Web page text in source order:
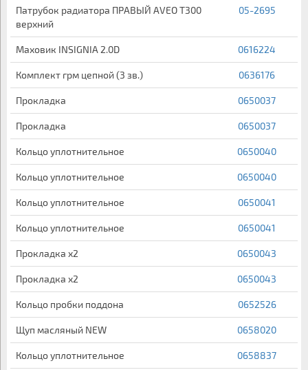
Патрубок радиатора ПРАВЫЙ AVEO T300
верхний
05-2695
Маховик INSIGNIA 2.0D 0616224
Комплект грм цепной (3 зв.) 0636176
Прокладка 0650037
Прокладка 0650037
Кольцо уплотнительное 0650040
Кольцо уплотнительное 0650040
Кольцо уплотнительное 0650041
Кольцо уплотнительное 0650041
Прокладка x2 0650043
Прокладка x2 0650043
Кольцо пробки поддона 0652526
Щуп масляный NEW 0658020
Кольцо уплотнительное 0658837